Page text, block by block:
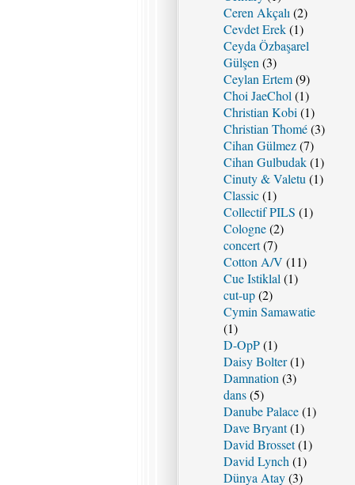
Ceren Akçalı (2)
Cevdet Erek(1)
Ceyda Özbaşarel
Gülşen (3)
Ceylan Ertem(9)
Choi JaeChol (1)
Christian Kobi (1)
Christian Thomé(3)
Cihan Gülmez(7)
Cihan Gulbudak(1)
Cinuty & Valetu (1)
Classic(1)
Collectif PILS (1)
Cologne(2)
concert(7)
Cotton A/V (11)
Cue Istiklal (1)
cut-up(2)
Cymin Samawatie
(1)
D-OpP(1)
Daisy Bolter(1)
Damnation (3)
dans(5)
Danube Palace(1)
Dave Bryant(1)
David Brosset(1)
David Lynch (1)
Dünya Atay(3)